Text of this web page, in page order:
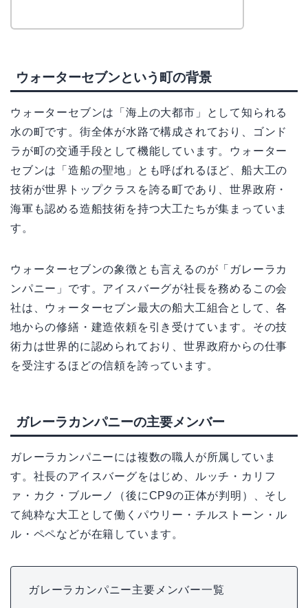
ウォーターセブンという町の背景
ウォーターセブンは「海上の大都市」として知られる
水の町です。街全体が水路で構成されており、ゴンド
ラが町の交通手段として機能しています。ウォーター
セブンは「造船の聖地」とも呼ばれるほど、船大工の
技術が世界トップクラスを誇る町であり、世界政府・
海軍も認める造船技術を持つ大工たちが集まっていま
す。
ウォーターセブンの象徴とも言えるのが「ガレーラカ
ンパニー」です。アイスバーグが社長を務めるこの会
社は、ウォーターセブン最大の船大工組合として、各
地からの修繕・建造依頼を引き受けています。その技
術力は世界的に認められており、世界政府からの仕事
を受注するほどの信頼を誇っています。
ガレーラカンパニーの主要メンバー
ガレーラカンパニーには複数の職人が所属していま
す。社長のアイスバーグをはじめ、ルッチ・カリフ
ァ・カク・ブルーノ（後にCP9の正体が判明）、そし
て純粋な大工として働くパウリー・チルストーン・ル
ル・ペペなどが在籍しています。
ガレーラカンパニー主要メンバー一覧